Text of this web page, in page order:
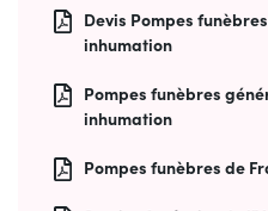
Devis Pompes
inhumation
Pompes funèbres
inhumation
Pompes funèbres de